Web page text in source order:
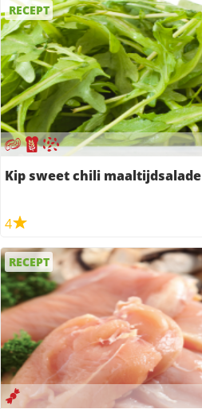
RECEPT
Kip sweet chili maaltijdsalade
4
RECEPT